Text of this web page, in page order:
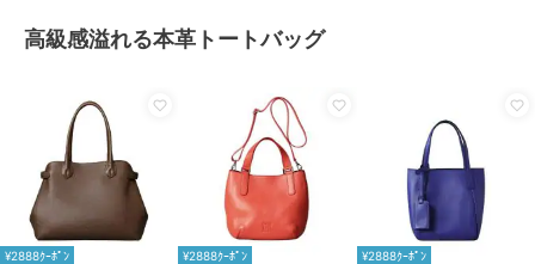
高級感溢れる本革トートバッグ
¥2888ｸｰﾎﾟﾝ ¥2888ｸｰﾎﾟﾝ ¥2888ｸｰﾎﾟﾝ